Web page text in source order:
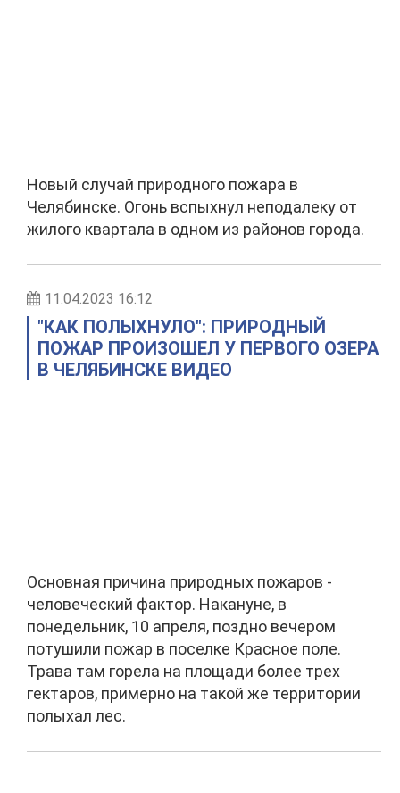
Новый случай природного пожара в
Челябинске. Огонь вспыхнул неподалеку от
жилого квартала в одном из районов города.
11.04.2023 16:12
"КАК ПОЛЫХНУЛО": ПРИРОДНЫЙ
ПОЖАР ПРОИЗОШЕЛ У ПЕРВОГО ОЗЕРА
В ЧЕЛЯБИНСКЕ ВИДЕО
Основная причина природных пожаров -
человеческий фактор. Накануне, в
понедельник, 10 апреля, поздно вечером
потушили пожар в поселке Красное поле.
Трава там горела на площади более трех
гектаров, примерно на такой же территории
полыхал лес.